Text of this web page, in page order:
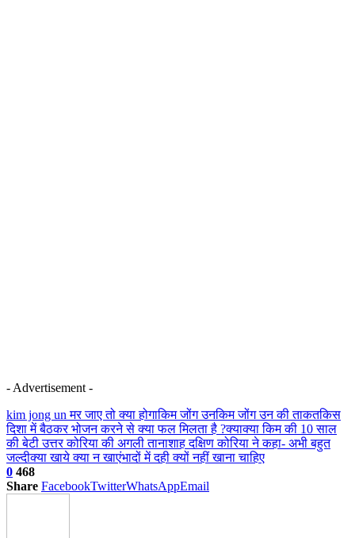
- Advertisement -
kim jong un मर जाए तो क्या होगाकिम जोंग उनकिम जोंग उन की ताकतकिस
दिशा में बैठकर भोजन करने से क्या फल मिलता है ?क्याक्या किम की 10 साल
की बेटी उत्तर कोरिया की अगली तानाशाह दक्षिण कोरिया ने कहा- अभी बहुत
जल्दीक्या खाये क्या न खाएंभादों में दही क्यों नहीं खाना चाहिए
0 468
Share FacebookTwitterWhatsAppEmail